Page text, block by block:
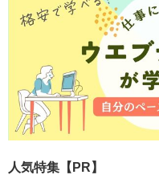
人気特集【PR】